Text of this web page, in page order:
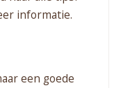
informatie.
een goede